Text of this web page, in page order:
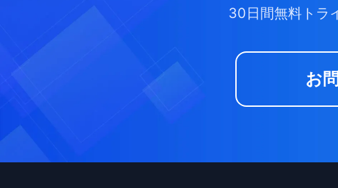
30日間無料トラ
お